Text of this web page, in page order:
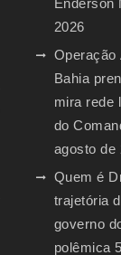
2026
Operação
Bahia
mira rede
do
agosto de
Quem é
trajetória
governo
polêmica